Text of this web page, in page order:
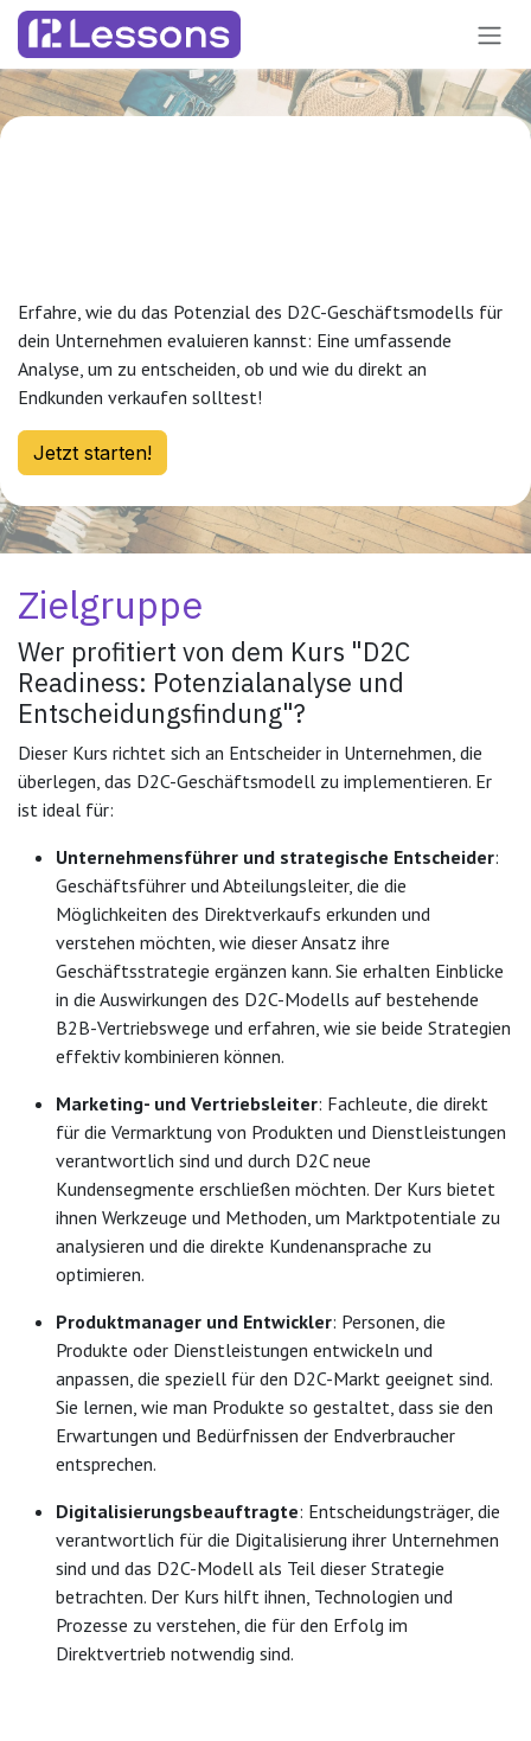
Zum Inhalt springen
Erfahre, wie du das Potenzial des D2C-Geschäftsmodells für
dein Unternehmen evaluieren kannst: Eine umfassende
Analyse, um zu entscheiden, ob und wie du direkt an
Endkunden verkaufen solltest!
Jetzt starten!
Zielgruppe
Wer profitiert von dem Kurs "D2C
Readiness: Potenzialanalyse und
Entscheidungsfindung"?
Dieser Kurs richtet sich an Entscheider in Unternehmen, die
überlegen, das D2C-Geschäftsmodell zu implementieren. Er
ist ideal für:
Unternehmensführer und strategische Entscheider:
Geschäftsführer und Abteilungsleiter, die die
Möglichkeiten des Direktverkaufs erkunden und
verstehen möchten, wie dieser Ansatz ihre
Geschäftsstrategie ergänzen kann. Sie erhalten Einblicke
in die Auswirkungen des D2C-Modells auf bestehende
B2B-Vertriebswege und erfahren, wie sie beide Strategien
effektiv kombinieren können.
Marketing- und Vertriebsleiter: Fachleute, die direkt
für die Vermarktung von Produkten und Dienstleistungen
verantwortlich sind und durch D2C neue
Kundensegmente erschließen möchten. Der Kurs bietet
ihnen Werkzeuge und Methoden, um Marktpotentiale zu
analysieren und die direkte Kundenansprache zu
optimieren.
Produktmanager und Entwickler: Personen, die
Produkte oder Dienstleistungen entwickeln und
anpassen, die speziell für den D2C-Markt geeignet sind.
Sie lernen, wie man Produkte so gestaltet, dass sie den
Erwartungen und Bedürfnissen der Endverbraucher
entsprechen.
Digitalisierungsbeauftragte: Entscheidungsträger, die
verantwortlich für die Digitalisierung ihrer Unternehmen
sind und das D2C-Modell als Teil dieser Strategie
betrachten. Der Kurs hilft ihnen, Technologien und
Prozesse zu verstehen, die für den Erfolg im
Direktvertrieb notwendig sind.